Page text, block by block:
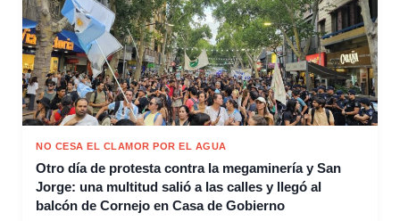
NO CESA EL CLAMOR POR EL AGUA
Otro día de protesta contra la megaminería y San
Jorge: una multitud salió a las calles y llegó al
balcón de Cornejo en Casa de Gobierno